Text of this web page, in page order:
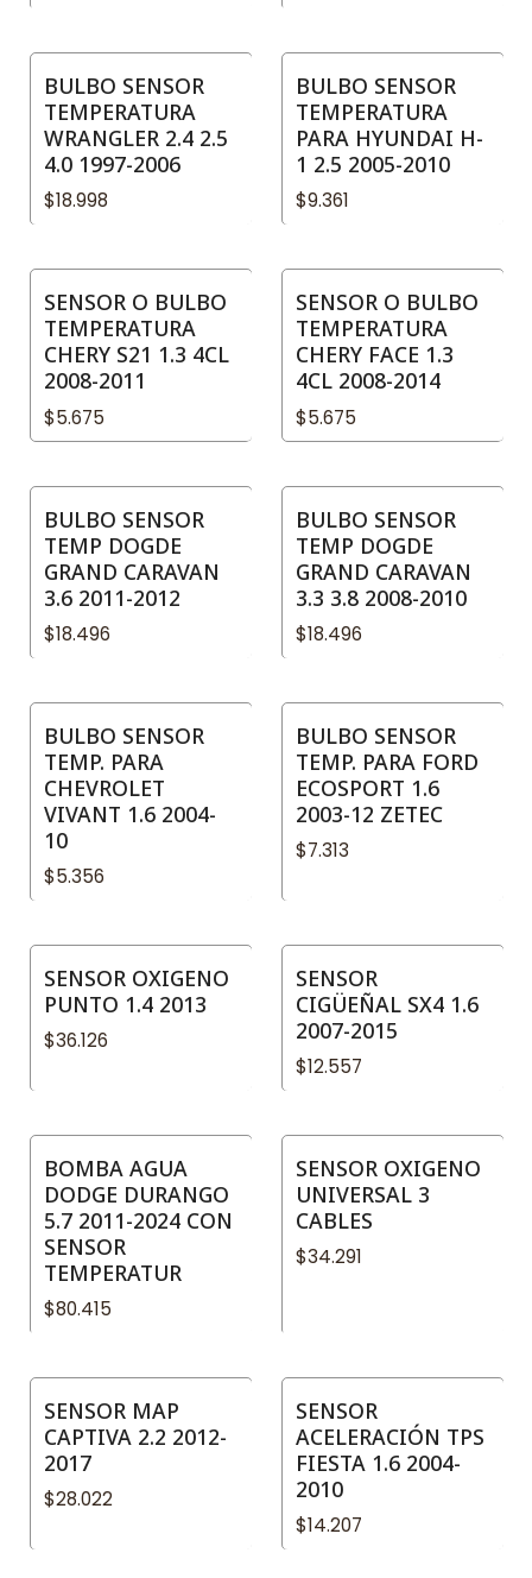
BULBO SENSOR
TEMPERATURA
WRANGLER 2.4 2.5
4.0 1997-2006
$18.998
BULBO SENSOR
TEMPERATURA
PARA HYUNDAI H-
1 2.5 2005-2010
$9.361
SENSOR O BULBO
TEMPERATURA
CHERY S21 1.3 4CL
2008-2011
$5.675
SENSOR O BULBO
TEMPERATURA
CHERY FACE 1.3
4CL 2008-2014
$5.675
BULBO SENSOR
TEMP DOGDE
GRAND CARAVAN
3.6 2011-2012
$18.496
BULBO SENSOR
TEMP DOGDE
GRAND CARAVAN
3.3 3.8 2008-2010
$18.496
BULBO SENSOR
TEMP. PARA
CHEVROLET
VIVANT 1.6 2004-
10
$5.356
BULBO SENSOR
TEMP. PARA FORD
ECOSPORT 1.6
2003-12 ZETEC
$7.313
SENSOR OXIGENO
PUNTO 1.4 2013
$36.126
SENSOR
CIGÜEÑAL SX4 1.6
2007-2015
$12.557
BOMBA AGUA
DODGE DURANGO
5.7 2011-2024 CON
SENSOR
TEMPERATUR
$80.415
SENSOR OXIGENO
UNIVERSAL 3
CABLES
$34.291
SENSOR MAP
CAPTIVA 2.2 2012-
2017
$28.022
SENSOR
ACELERACIÓN TPS
FIESTA 1.6 2004-
2010
$14.207